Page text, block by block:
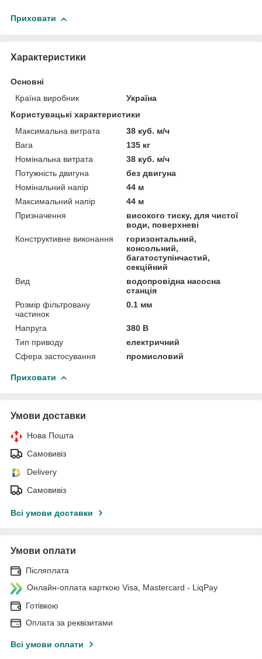
Приховати
Характеристики
Основні
Країна виробник
Україна
Користувацькi характеристики
Максимальна витрата
38 куб. м/ч
Вага
135 кг
Номінальна витрата
38 куб. м/ч
Потужність двигуна
без двигуна
Номінальний напір
44 м
Максимальний напір
44 м
Призначення
високого тиску, для чистої
води, поверхневі
Конструктивне виконання
горизонтальний,
консольний,
багатоступінчастий,
секційний
Вид
водопровідна насосна
станція
Розмір фільтровану
частинок
0.1 мм
Напруга
380 В
Тип приводу
електричний
Сфера застосування
промисловий
Приховати
Умови доставки
Нова Пошта
Самовивіз
Delivery
Самовивіз
Всі умови доставки
Умови оплати
Післяплата
Онлайн-оплата карткою Visa, Mastercard - LiqPay
Готівкою
Оплата за реквізитами
Всі умови оплати